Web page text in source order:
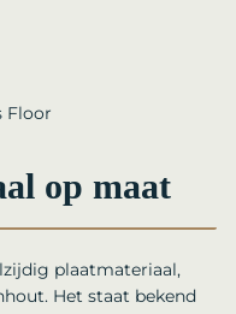
Floor
op maat
plaatmateriaal,
Het staat bekend